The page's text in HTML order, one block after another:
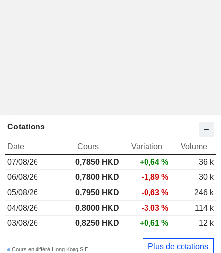
Cotations
Date Cours Variation
Volume
07/08/26
0,7850 HKD +0,64 %
36 k
06/08/26
0,7800 HKD -1,89 %
30 k
05/08/26
0,7950 HKD -0,63 %
246 k
04/08/26
0,8000 HKD -3,03 %
114 k
03/08/26
0,8250 HKD +0,61 % 12 k
Cours en différé Hong Kong S.E. Plus de cotations